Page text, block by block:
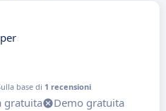
base di 1 recensioni
gratuita
Demo gratuita